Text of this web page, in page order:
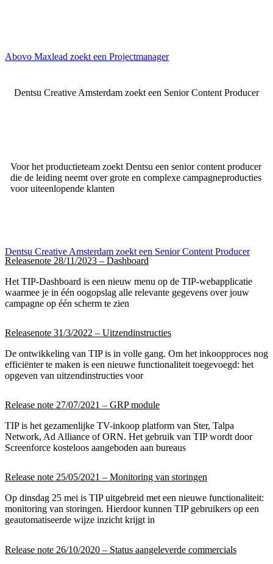
Abovo Maxlead zoekt een Projectmanager
Dentsu Creative Amsterdam zoekt een Senior Content Producer
Voor het productieteam zoekt Dentsu een senior content producer
die de leiding neemt over grote en complexe campagneproducties
voor uiteenlopende klanten
Dentsu Creative Amsterdam zoekt een Senior Content Producer
Releasenote 28/11/2023 – Dashboard
Het TIP-Dashboard is een nieuw menu op de TIP-webapplicatie
waarmee je in één oogopslag alle relevante gegevens over jouw
campagne op één scherm te zien
Releasenote 31/3/2022 – Uitzendinstructies
De ontwikkeling van TIP is in volle gang. Om het inkoopproces nog
efficiënter te maken is een nieuwe functionaliteit toegevoegd: het
opgeven van uitzendinstructies voor
Release note 27/07/2021 – GRP module
TIP is het gezamenlijke TV-inkoop platform van Ster, Talpa
Network, Ad Alliance of ORN. Het gebruik van TIP wordt door
Screenforce kosteloos aangeboden aan bureaus
Release note 25/05/2021 – Monitoring van storingen
Op dinsdag 25 mei is TIP uitgebreid met een nieuwe functionaliteit:
monitoring van storingen. Hierdoor kunnen TIP gebruikers op een
geautomatiseerde wijze inzicht krijgt in
Release note 26/10/2020 – Status aangeleverde commercials